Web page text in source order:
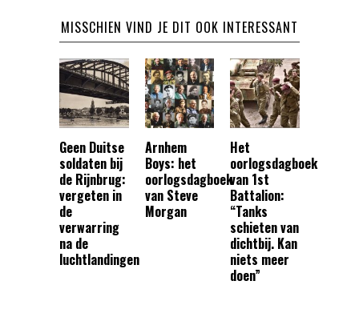
MISSCHIEN VIND JE DIT OOK INTERESSANT
Geen Duitse
soldaten bij
de Rijnbrug:
vergeten in
de
verwarring
na de
luchtlandingen
Arnhem
Boys: het
oorlogsdagboek
van Steve
Morgan
Het
oorlogsdagboek
van 1st
Battalion:
“Tanks
schieten van
dichtbij. Kan
niets meer
doen”